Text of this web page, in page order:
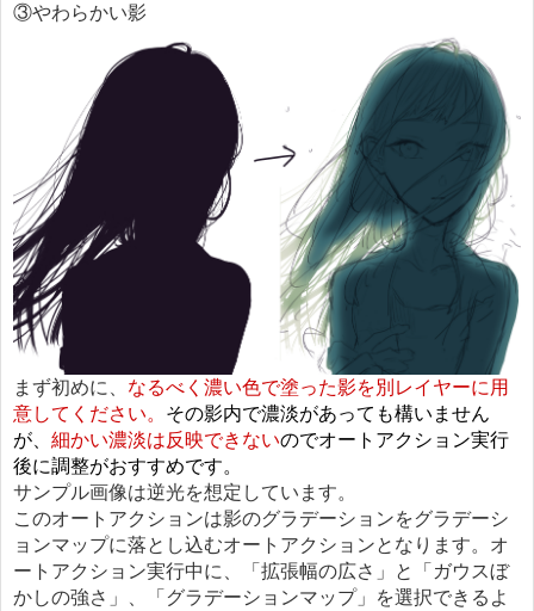
③やわらかい影
まず初めに、 なるべく濃い色で塗った影を別レイヤーに用
意してください。 その影内で濃淡があっても構いません
が、 細かい濃淡は反映できないのでオートアクション実行
後に調整がおすすめです。
サンプル画像は逆光を想定しています。
このオートアクションは影のグラデーションをグラデーシ
ョンマップに落とし込むオートアクションとなります。オ
ートアクション実行中に、「拡張幅の広さ」と「ガウスぼ
かしの強さ」、「グラデーションマップ」を選択できるよ